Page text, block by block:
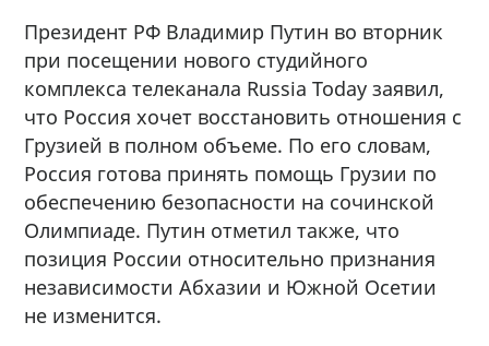
Президент РФ Владимир Путин во вторник
при посещении нового студийного
комплекса телеканала Russia Today заявил,
что Россия хочет восстановить отношения с
Грузией в полном объеме. По его словам,
Россия готова принять помощь Грузии по
обеспечению безопасности на сочинской
Олимпиаде. Путин отметил также, что
позиция России относительно признания
независимости Абхазии и Южной Осетии
не изменится.